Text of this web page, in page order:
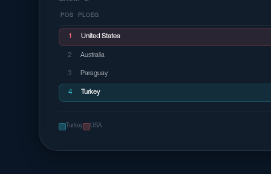
POS PLOEG
1 United States
2 Australia
3 Paraguay
4 Turkey
Turkey USA